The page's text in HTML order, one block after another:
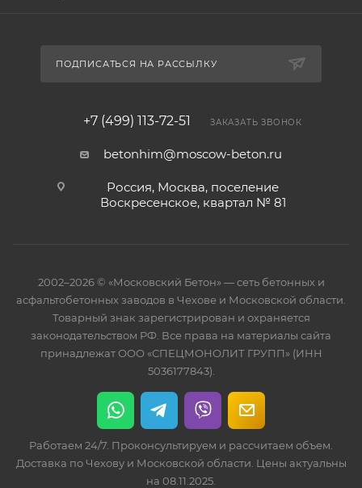
ПОДПИСАТЬСЯ НА РАССЫЛКУ
+7 (499) 113-72-51 ЗАКАЗАТЬ ЗВОНОК
betonhim@moscow-beton.ru
Россия, Москва, поселение
Воскресенское, квартал № 81
2002–2026 © «Московский Бетон» — сеть бетонных и
асфальтобетонных заводов в Чехове и Московской области.
Товарный знак зарегистрирован и охраняется
законодательством РФ. Все права на материалы сайта
принадлежат ООО «СПЕЦМОНОЛИТ ГРУПП» (ИНН
5036177843).
Работаем 24/7. Проконсультируем и рассчитаем объем.
Доставка по Чехову и Московской области. Цены актуальны
на 08.11.2025.